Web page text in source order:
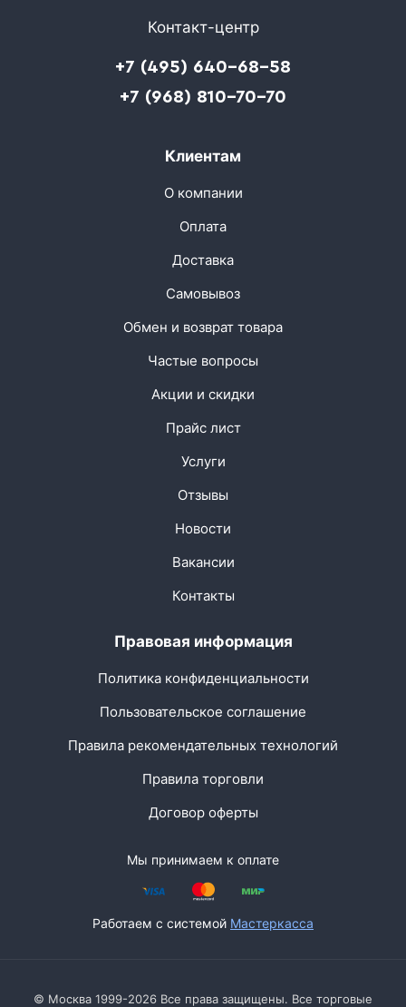
Контакт-центр
+7 (495) 640-68-58
+7 (968) 810-70-70
Клиентам
О компании
Оплата
Доставка
Самовывоз
Обмен и возврат товара
Частые вопросы
Акции и скидки
Прайс лист
Услуги
Отзывы
Новости
Вакансии
Контакты
Правовая информация
Политика конфиденциальности
Пользовательское соглашение
Правила рекомендательных технологий
Правила торговли
Договор оферты
Мы принимаем к оплате
Работаем с системой Мастеркасса
© Москва 1999-2026 Все права защищены. Все торговые